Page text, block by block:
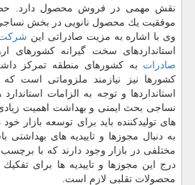
نقش مهمی در فروش محصول دارد.
موفقیت یك محصول نانویی در بخش
وی با اشاره به مزیت صادراتی این
استانداردهای سخت گیرانه كشورهای
صادرات به كشورهای منطقه تمركز
كشورها نیز نیازمند ملزوماتی است كه
استانداردها و توجه به الزامات
نساجی بحث ایمنی و بهداشت اهمیت
های تولیدكننده باید برای توسعه بازار
به دنبال مجوزها و تاییدیه های
مختلفی در بازار وجود دارند كه با
درج این مجوزها و تاییدیه ها برای
محصولات تقلبی لازم است.